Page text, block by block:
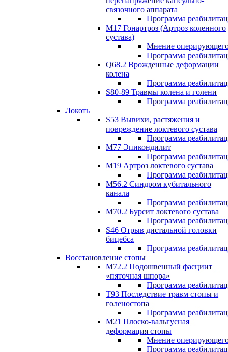
связочного аппарата
Программа
М17 Гонартроз (Артроз коленного
сустава)
Мнение
Программа
Q68.2 Врожденные деформации
колена
Программа
S80-89 Травмы колена и голени
Программа
Локоть
S53 Вывихи, растяжения и
повреждение локтевого сустава
Программа
М77 Эпикондилит
Программа
M19 Артроз локтевого сустава
Программа
М56.2 Синдром кубитального
канала
Программа
M70.2 Бурсит локтевого сустава
Программа
S46 Отрыв дистальной головки
бицебса
Программа
Восстановление стопы
М72.2 Подошвенный фасциит
«пяточная шпора»
Программа
Т93 Последствие травм стопы и
голеностопа
Программа
М21 Плоско-вальгусная
деформация стопы
Мнение
Программа